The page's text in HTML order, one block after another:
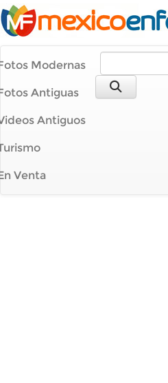
Modernas
Antiguas
Antiguos
Venta